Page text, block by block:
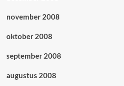
november 2008
oktober 2008
september 2008
augustus 2008